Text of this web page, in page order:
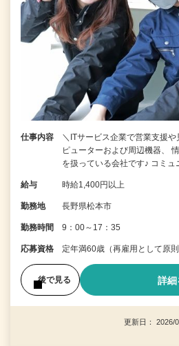
仕事内容
＼ITサービス企業で営業支援
ピューターおよび周辺機器、
を扱っている会社です♪ コミ
給与 時給1,400円以上
勤務地 長野県松本市
勤務時間 9：00～17：35
応募資格 定年満60歳（再雇用として原則
後で見る 詳細
更新日：